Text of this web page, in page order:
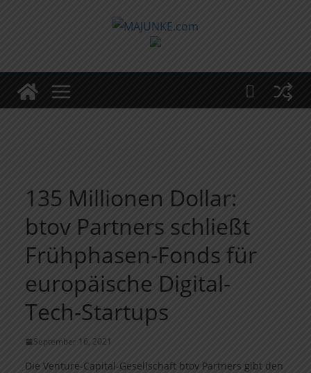
135 Millionen Dollar:
btov Partners schließt
Frühphasen-Fonds für
europäische Digital-
Tech-Startups
September 16, 2021
Die Venture-Capital-Gesellschaft btov Partners gibt den